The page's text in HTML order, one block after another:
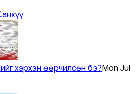
хэрхэн өөрчилсөн бэ?Mon Jul